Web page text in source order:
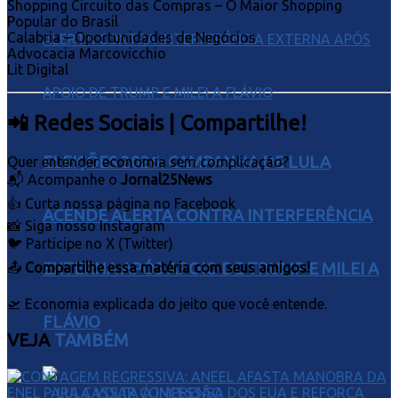
ELEIÇÕES 2026: CAMPANHA DE LULA
ACENDE ALERTA CONTRA INTERFERÊNCIA
EXTERNA APÓS APOIO DE TRUMP E MILEI A
FLÁVIO
Shopping Circuito das Compras – O Maior Shopping
Popular do Brasil
Calabria – Oportunidades de Negócios
Advocacia Marcovicchio
Lit Digital
📲 Redes Sociais | Compartilhe!
Quer entender economia sem complicação?
📬 Acompanhe o Jornal25News
👍 Curta nossa página no Facebook
📸 Siga nosso Instagram
🐦 Participe no X (Twitter)
📤 Compartilhe essa matéria com seus amigos!
🛫 Economia explicada do jeito que você entende.
VEJATAMBÉM